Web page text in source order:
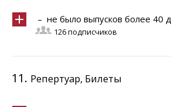
– не было выпусков более 40
126 подписчиков
11. Репертуар, Билеты